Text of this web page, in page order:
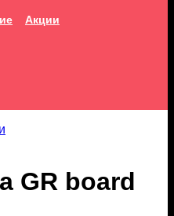
Акции
GR board